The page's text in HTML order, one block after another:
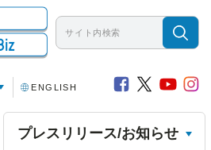
ENGLISH
プレスリリース/お知らせ